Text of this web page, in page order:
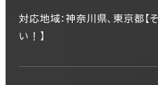
対応地域：神奈川県、東京都
い！】